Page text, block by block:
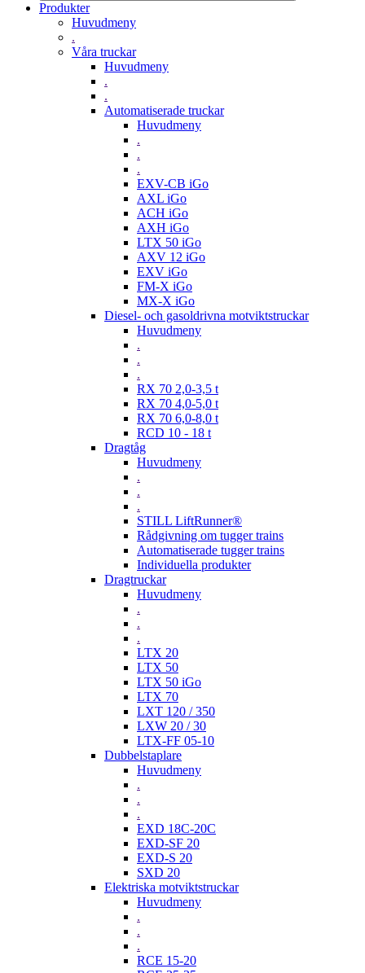
Produkter
Huvudmeny
.
Våra truckar
Huvudmeny
.
.
Automatiserade truckar
Huvudmeny
.
.
.
EXV-CB iGo
AXL iGo
ACH iGo
AXH iGo
LTX 50 iGo
AXV 12 iGo
EXV iGo
FM-X iGo
MX-X iGo
Diesel- och gasoldrivna motviktstruckar
Huvudmeny
.
.
.
RX 70 2,0-3,5 t
RX 70 4,0-5,0 t
RX 70 6,0-8,0 t
RCD 10 - 18 t
Dragtåg
Huvudmeny
.
.
.
STILL LiftRunner®
Rådgivning om tugger trains
Automatiserade tugger trains
Individuella produkter
Dragtruckar
Huvudmeny
.
.
.
LTX 20
LTX 50
LTX 50 iGo
LTX 70
LXT 120 / 350
LXW 20 / 30
LTX-FF 05-10
Dubbelstaplare
Huvudmeny
.
.
.
EXD 18C-20C
EXD-SF 20
EXD-S 20
SXD 20
Elektriska motviktstruckar
Huvudmeny
.
.
.
RCE 15-20